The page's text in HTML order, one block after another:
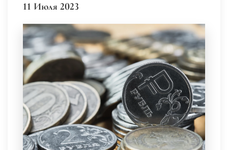
11 Июля 2023